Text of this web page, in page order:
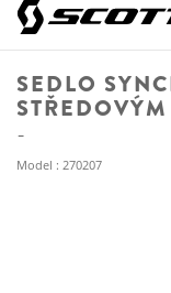
SEDLO
Model : 270207